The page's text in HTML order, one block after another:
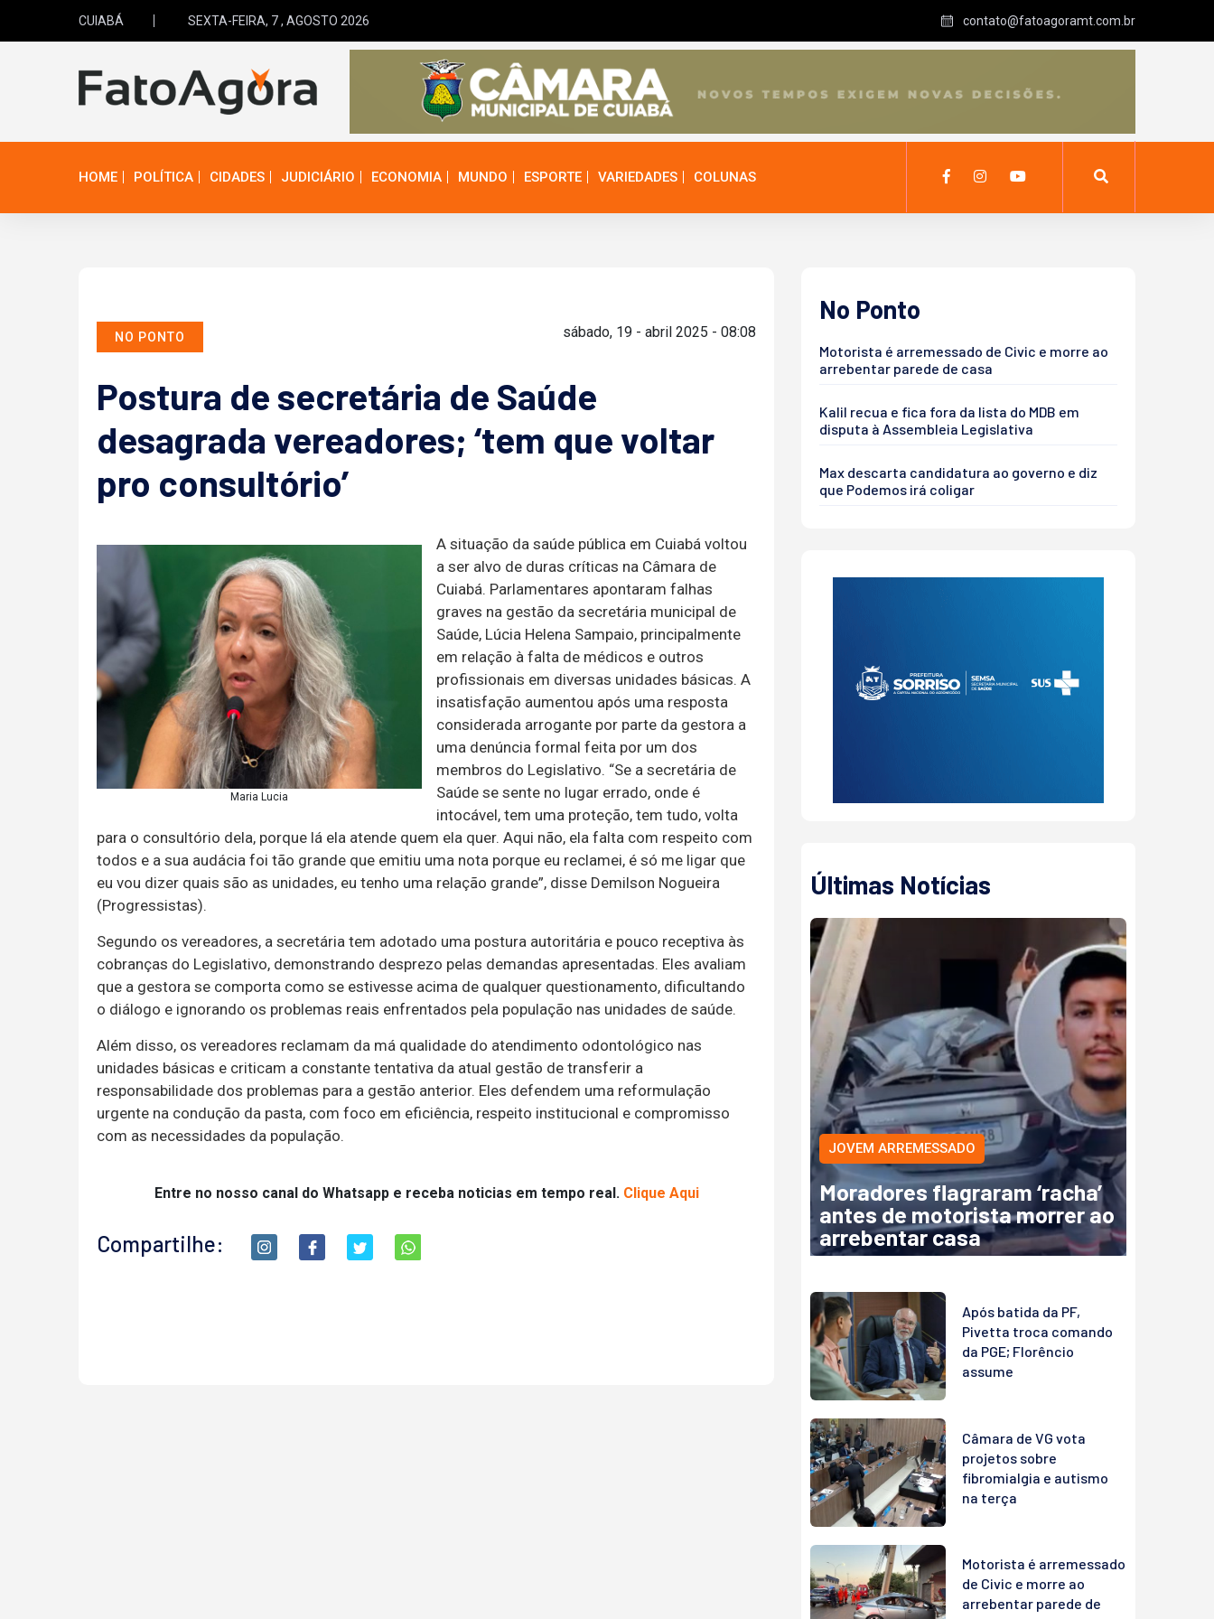
CUIABÁ SEXTA-FEIRA, 7 , AGOSTO 2026 contato@fatoagoramt.com.br
HOME POLÍTICA CIDADES JUDICIÁRIO ECONOMIA MUNDO ESPORTE VARIEDADES COLUNAS
NO PONTO sábado, 19 - abril 2025 - 08:08
Postura de secretária de Saúde
desagrada vereadores; ‘tem que voltar
pro consultório’
Maria Lucia
A situação da saúde pública em Cuiabá voltou
a ser alvo de duras críticas na Câmara de
Cuiabá. Parlamentares apontaram falhas
graves na gestão da secretária municipal de
Saúde, Lúcia Helena Sampaio, principalmente
em relação à falta de médicos e outros
profissionais em diversas unidades básicas. A
insatisfação aumentou após uma resposta
considerada arrogante por parte da gestora a
uma denúncia formal feita por um dos
membros do Legislativo. “Se a secretária de
Saúde se sente no lugar errado, onde é
intocável, tem uma proteção, tem tudo, volta
para o consultório dela, porque lá ela atende quem ela quer. Aqui não, ela falta com respeito com
todos e a sua audácia foi tão grande que emitiu uma nota porque eu reclamei, é só me ligar que
eu vou dizer quais são as unidades, eu tenho uma relação grande”, disse Demilson Nogueira
(Progressistas).
Segundo os vereadores, a secretária tem adotado uma postura autoritária e pouco receptiva às
cobranças do Legislativo, demonstrando desprezo pelas demandas apresentadas. Eles avaliam
que a gestora se comporta como se estivesse acima de qualquer questionamento, dificultando
o diálogo e ignorando os problemas reais enfrentados pela população nas unidades de saúde.
Além disso, os vereadores reclamam da má qualidade do atendimento odontológico nas
unidades básicas e criticam a constante tentativa da atual gestão de transferir a
responsabilidade dos problemas para a gestão anterior. Eles defendem uma reformulação
urgente na condução da pasta, com foco em eficiência, respeito institucional e compromisso
com as necessidades da população.
Entre no nosso canal do Whatsapp e receba noticias em tempo real. Clique Aqui
Compartilhe:
No Ponto
Motorista é arremessado de Civic e morre ao
arrebentar parede de casa
Kalil recua e fica fora da lista do MDB em
disputa à Assembleia Legislativa
Max descarta candidatura ao governo e diz
que Podemos irá coligar
Últimas Notícias
JOVEM ARREMESSADO
Moradores flagraram ‘racha’
antes de motorista morrer ao
arrebentar casa
Após batida da PF,
Pivetta troca comando
da PGE; Florêncio
assume
Câmara de VG vota
projetos sobre
fibromialgia e autismo
na terça
Motorista é arremessado
de Civic e morre ao
arrebentar parede de